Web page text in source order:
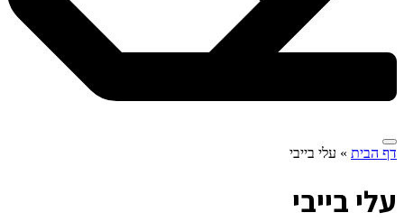
דף הבית » עלי בייבי
עלי בייבי